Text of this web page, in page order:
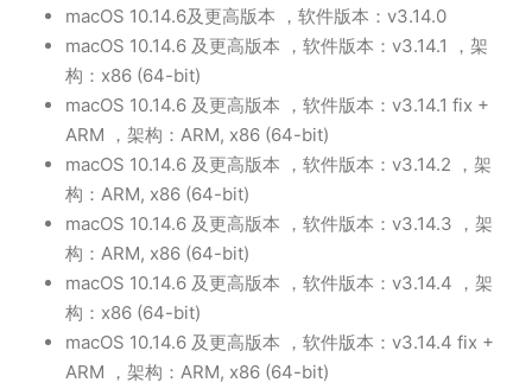
macOS 10.14.6及更高版本 ，软件版本：v3.14.0
macOS 10.14.6 及更高版本 ，软件版本：v3.14.1 ，架
构：x86 (64-bit)
macOS 10.14.6 及更高版本 ，软件版本：v3.14.1 fix +
ARM ，架构：ARM, x86 (64-bit)
macOS 10.14.6 及更高版本 ，软件版本：v3.14.2 ，架
构：ARM, x86 (64-bit)
macOS 10.14.6 及更高版本 ，软件版本：v3.14.3 ，架
构：ARM, x86 (64-bit)
macOS 10.14.6 及更高版本 ，软件版本：v3.14.4 ，架
构：x86 (64-bit)
macOS 10.14.6 及更高版本 ，软件版本：v3.14.4 fix +
ARM ，架构：ARM, x86 (64-bit)